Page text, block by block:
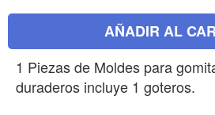
AÑADIR AL
1 Piezas de Moldes para
duraderos incluye 1 goteros.